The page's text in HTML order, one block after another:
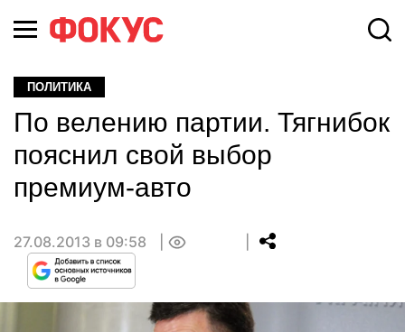
ПОЛИТИКА
По велению партии. Тягнибок
пояснил свой выбор
премиум-авто
27.08.2013 в 09:58